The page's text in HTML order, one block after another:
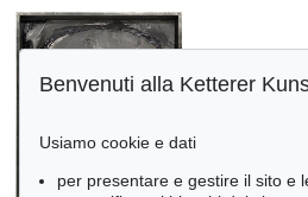
Benvenuti alla Ketterer
Usiamo cookie e dati
per presentare e gestire il sito e